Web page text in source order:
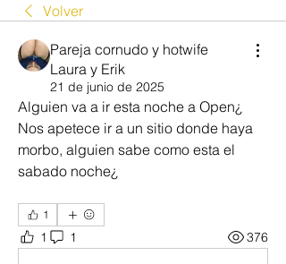
Volver
Pareja cornudo y hotwife
Laura y Erik
21 de junio de 2025
Alguien va a ir esta noche a Open¿
Nos apetece ir a un sitio donde haya
morbo, alguien sabe como esta el
sabado noche¿
1
1 1 376